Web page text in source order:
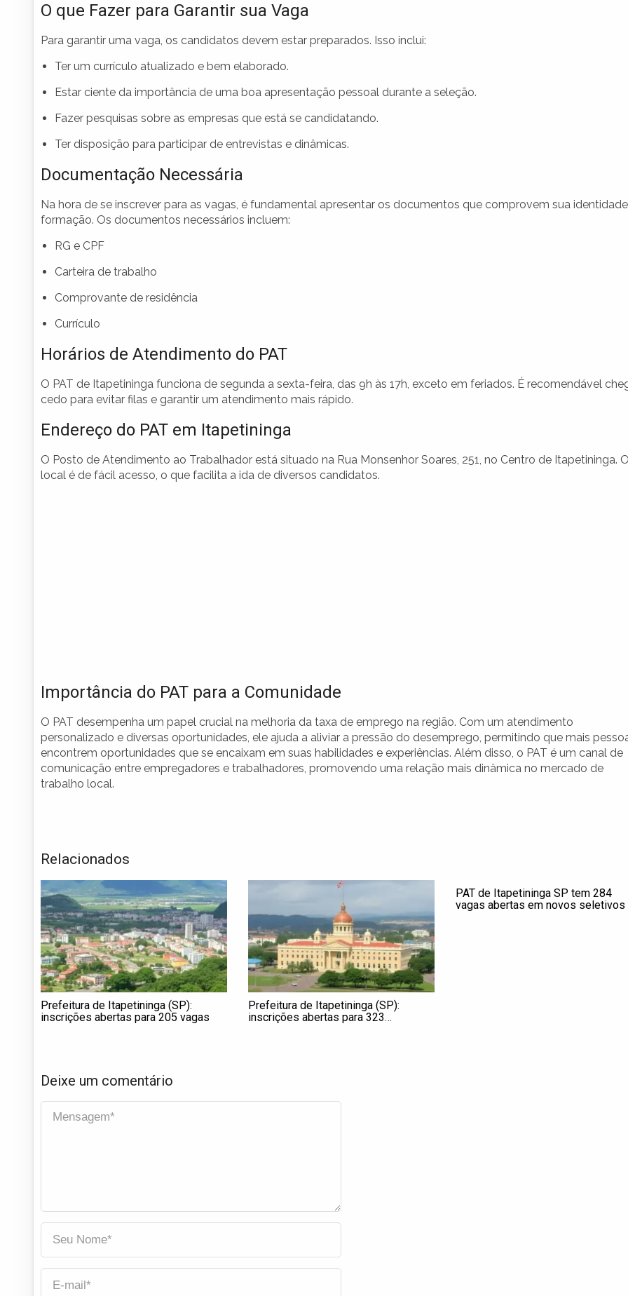
O que Fazer para Garantir sua Vaga
Para garantir uma vaga, os candidatos devem estar preparados. Isso inclui:
Ter um currículo atualizado e bem elaborado.
Estar ciente da importância de uma boa apresentação pessoal durante a seleção.
Fazer pesquisas sobre as empresas que está se candidatando.
Ter disposição para participar de entrevistas e dinâmicas.
Documentação Necessária
Na hora de se inscrever para as vagas, é fundamental apresentar os documentos que comprovem sua
formação. Os documentos necessários incluem:
RG e CPF
Carteira de trabalho
Comprovante de residência
Currículo
Horários de Atendimento do PAT
O PAT de Itapetininga funciona de segunda a sexta-feira, das 9h às 17h, exceto em feriados. É recomendável
cedo para evitar filas e garantir um atendimento mais rápido.
Endereço do PAT em Itapetininga
O Posto de Atendimento ao Trabalhador está situado na Rua Monsenhor Soares, 251, no Centro de Itapetininga.
local é de fácil acesso, o que facilita a ida de diversos candidatos.
Importância do PAT para a Comunidade
O PAT desempenha um papel crucial na melhoria da taxa de emprego na região. Com um atendimento
personalizado e diversas oportunidades, ele ajuda a aliviar a pressão do desemprego, permitindo que mais
encontrem oportunidades que se encaixam em suas habilidades e experiências. Além disso, o PAT é um canal de
comunicação entre empregadores e trabalhadores, promovendo uma relação mais dinâmica no mercado de
trabalho local.
Relacionados
Prefeitura de Itapetininga (SP):
inscrições abertas para 205 vagas
Prefeitura de Itapetininga (SP):
inscrições abertas para 323
PAT de Itapetininga SP tem 284
vagas abertas em novos seletivos
Deixe um comentário